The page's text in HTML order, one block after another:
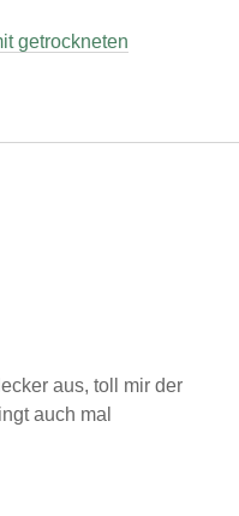
getrockneten
aus, toll mir der
auch mal